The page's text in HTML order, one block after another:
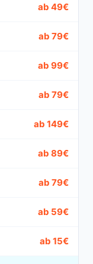
ab 49€
ab 79€
ab 99€
ab 79€
ab 149€
ab 89€
ab 79€
ab 59€
ab 15€